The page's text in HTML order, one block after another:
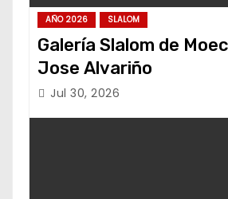
AÑO 2026 SLALOM
Galería Slalom de
Jose Alvariño
Jul 30, 2026